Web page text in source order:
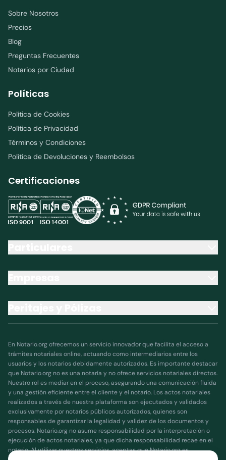
Sobre Nosotros
Precios
Blog
Preguntas Frecuentes
Notarios por Ciudad
Políticas
Política de Cookies
Política de Privacidad
Términos y Condiciones
Política de Devoluciones y Reembolsos
Certificaciones
En Notario.org ofrecemos un servicio innovador que facilita el acceso a
trámites notariales online, actuando como intermediarios entre los
usuarios y los notarios debidamente autorizados. Es importante destacar
que Notario.org no es una notaría y no ofrece servicios notariales directos.
Nuestro rol es mediar en el proceso, asegurando una comunicación fluida
y una gestión eficiente entre el cliente y el notario. Los actos notariales
realizados a través de nuestra plataforma son ejecutados y validados
exclusivamente por notarios públicos autorizados, quienes son
responsables de garantizar la legalidad y validez de los documentos y
procesos. Notario.org no asume responsabilidad por la interpretación o
ejecución de actos notariales, ya que dicha responsabilidad recae en el
notario. Al utilizar nuestros servicios, aceptas que Notario.org es